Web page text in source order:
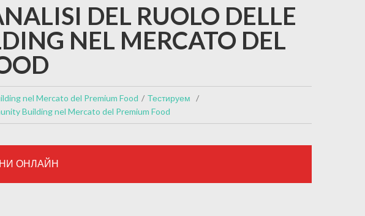
DEL RUOLO DELLE
NEL MERCATO DEL
nel Mercato del Premium Food
Тестируем
Building nel Mercato del Premium Food
ОНЛАЙН